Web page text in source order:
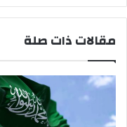
مقالات ذات صلة